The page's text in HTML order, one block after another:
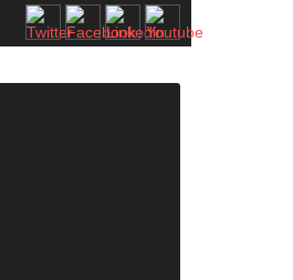
KATILIMCILARI BELLİ OLDU